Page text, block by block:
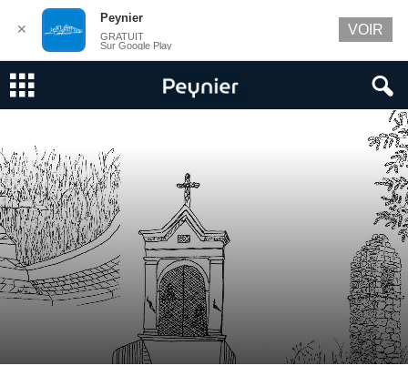
Sur le chemin des oratoires…
✕
Peynier
GRATUIT
Sur Google Play
VOIR